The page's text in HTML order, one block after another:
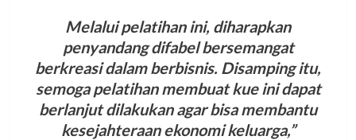
Melalui pelatihan ini, diharapkan
penyandang difabel bersemangat
berkreasi dalam berbisnis. Disamping itu,
semoga pelatihan membuat kue ini dapat
berlanjut dilakukan agar bisa membantu
kesejahteraan ekonomi keluarga,”